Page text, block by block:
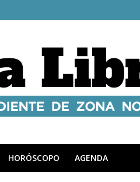
HORÓSCOPO AGENDA